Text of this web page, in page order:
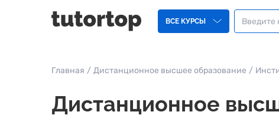
ВСЕ КУРСЫ
Главная / Дистанционное высшее образование /
Дистанционное